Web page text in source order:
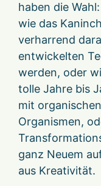
haben die
wie das
verharrend
entwickelten
werden, oder
tolle Jahre bis
mit
Organismen,
ganz Neuem
aus Kreativität.